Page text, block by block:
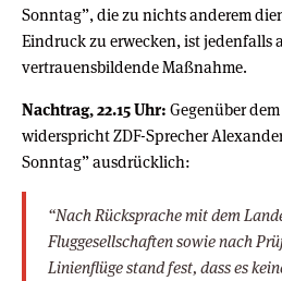
Sonntag”, die zu nichts anderem
Eindruck zu erwecken, ist jedenfalls
vertrauensbildende Maßnahme.
Nachtrag, 22.15 Uhr: Gegenüber dem
widerspricht ZDF-Sprecher
Sonntag” ausdrücklich:
“Nach Rücksprache mit dem
Fluggesellschaften sowie nach
Linienflüge stand fest, dass es